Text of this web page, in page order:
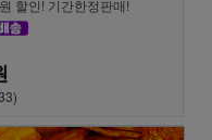
할인! 기간한정판매!